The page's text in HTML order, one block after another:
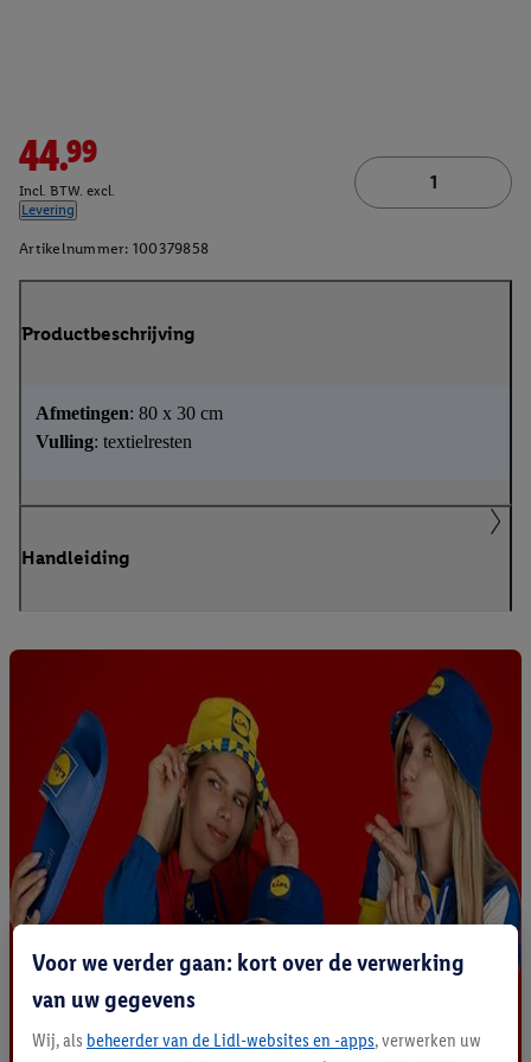
44.99
Incl. BTW. excl.
Levering
Artikelnummer: 100379858
Productbeschrijving
Afmetingen: 80 x 30 cm
Vulling: textielresten
Handleiding
Voor we verder gaan: kort over de verwerking
van uw gegevens
Wij, als beheerder van de Lidl-websites en -apps, verwerken uw